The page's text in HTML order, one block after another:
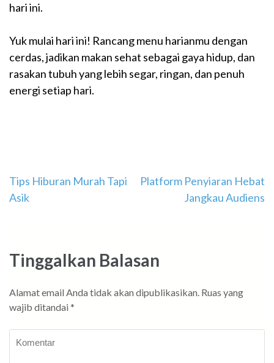
hari ini.
Yuk mulai hari ini! Rancang menu harianmu dengan
cerdas, jadikan makan sehat sebagai gaya hidup, dan
rasakan tubuh yang lebih segar, ringan, dan penuh
energi setiap hari.
Navigasi
pos
Tips Hiburan Murah Tapi
Asik
Platform Penyiaran Hebat
Jangkau Audiens
Tinggalkan Balasan
Alamat email Anda tidak akan dipublikasikan. Ruas yang
wajib ditandai *